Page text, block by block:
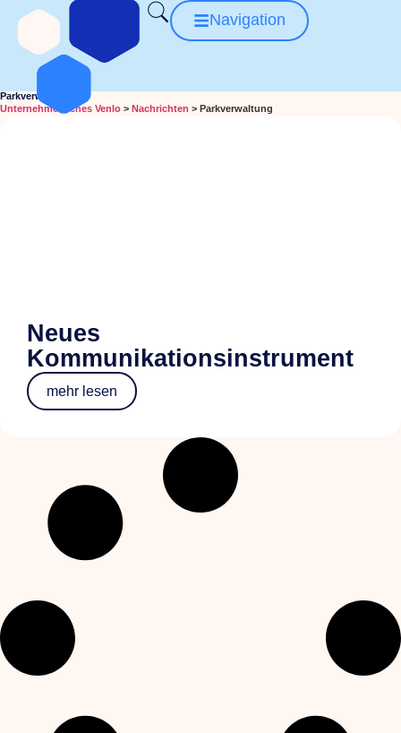
Navigation
Parkverwaltung
Unternehmerisches Venlo > Nachrichten > Parkverwaltung
Neues
Kommunikationsinstrument
mehr lesen